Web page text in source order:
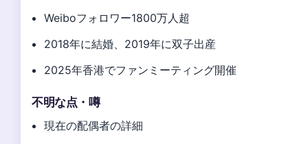
Weiboフォロワー1800万人超
2018年に結婚、2019年に双子出産
2025年香港でファンミーティング開催
不明な点・噂
現在の配偶者の詳細